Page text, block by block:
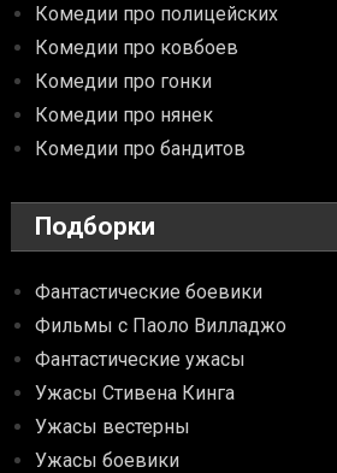
Комедии про полицейских
Комедии про ковбоев
Комедии про гонки
Комедии про нянек
Комедии про бандитов
Подборки
Фантастические боевики
Фильмы с Паоло Вилладжо
Фантастические ужасы
Ужасы Стивена Кинга
Ужасы вестерны
Ужасы боевики